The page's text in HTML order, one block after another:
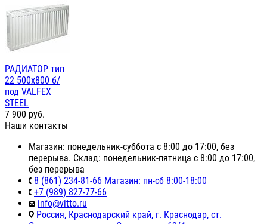
РАДИАТОР тип
22 500х800 б/
под VALFEX
STEEL
7 900 руб.
Наши контакты
Магазин: понедельник-суббота с 8:00 до 17:00, без
перерыва. Склад: понедельник-пятница с 8:00 до 17:00,
без перерыва
8 (861) 234-81-66 Магазин: пн-сб 8:00-18:00
+7 (989) 827-77-66
info@vitto.ru
Россия, Краснодарский край, г. Краснодар, ст.